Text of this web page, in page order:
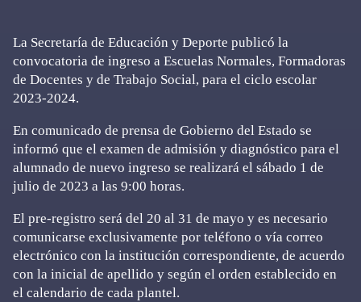
La Secretaría de Educación y Deporte publicó la
convocatoria de ingreso a Escuelas Normales, Formadoras
de Docentes y de Trabajo Social, para el ciclo escolar
2023-2024.
En comunicado de prensa de Gobierno del Estado se
informó que el examen de admisión y diagnóstico para el
alumnado de nuevo ingreso se realizará el sábado 1 de
julio de 2023 a las 9:00 horas.
El pre-registro será del 20 al 31 de mayo y es necesario
comunicarse exclusivamente por teléfono o vía correo
electrónico con la institución correspondiente, de acuerdo
con la inicial de apellido y según el orden establecido en
el calendario de cada plantel.